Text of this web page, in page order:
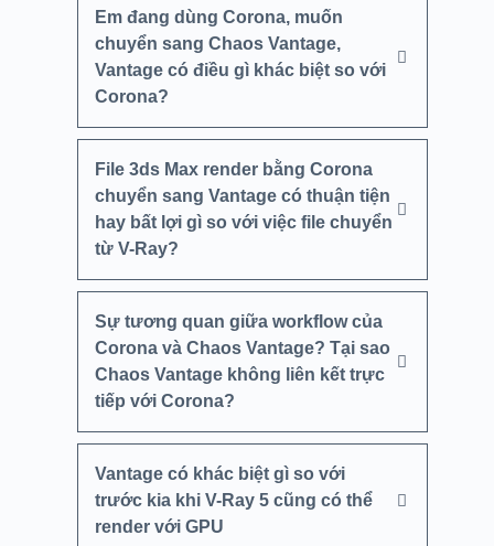
Em đang dùng Corona, muốn
chuyển sang Chaos Vantage,
Vantage có điều gì khác biệt so với
Corona?
File 3ds Max render bằng Corona
chuyển sang Vantage có thuận tiện
hay bất lợi gì so với việc file chuyển
từ V-Ray?
Sự tương quan giữa workflow của
Corona và Chaos Vantage? Tại sao
Chaos Vantage không liên kết trực
tiếp với Corona?
Vantage có khác biệt gì so với
trước kia khi V-Ray 5 cũng có thể
render với GPU